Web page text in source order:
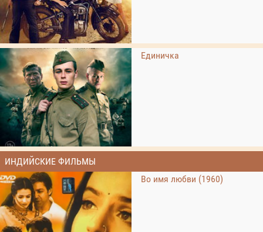
Единичка
ИНДИЙСКИЕ ФИЛЬМЫ
Во имя любви (1960)